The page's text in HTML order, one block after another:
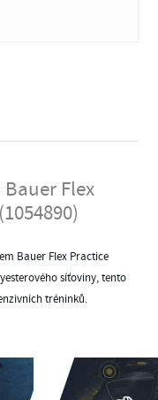
Flex
Bauer Flex Practice
síťoviny, tento
tréninků.